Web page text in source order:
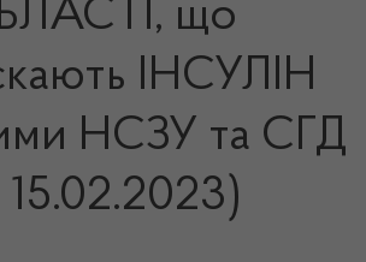
що
ІНСУЛІН
НСЗУ та СГД
15.02.2023)